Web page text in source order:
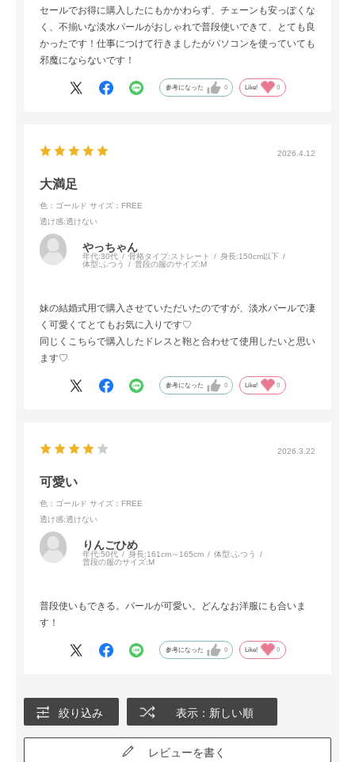
セールでお得に購入したにもかかわらず、チェーンも安っぽくな
く、不揃いな淡水パールがおしゃれで普段使いできて、とても良
かったです！仕事につけて行きましたがパソコンを使っていても
邪魔にならないです！
参考になった 0 Like! 0
2026.4.12
大満足
色：ゴールド サイズ：FREE
透け感:透けない
やっちゃん
年代:30代 骨格タイプ:ストレート 身長:150cm以下
体型:ふつう 普段の服のサイズ:M
妹の結婚式用で購入させていただいたのですが、淡水パールで凄
く可愛くてとてもお気に入りです♡
同じくこちらで購入したドレスと鞄と合わせて使用したいと思い
ます♡
参考になった 0 Like! 0
2026.3.22
可愛い
色：ゴールド サイズ：FREE
透け感:透けない
りんごひめ
年代:50代 身長:161cm～165cm 体型:ふつう
普段の服のサイズ:M
普段使いもできる。パールが可愛い。どんなお洋服にも合いま
す！
参考になった 0 Like! 0
絞り込み 表示：新しい順
レビューを書く